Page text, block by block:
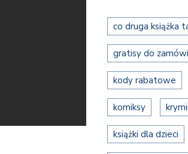
co druga książka
gratisy do
kody rabatowe
komiksy
książki dla dzieci